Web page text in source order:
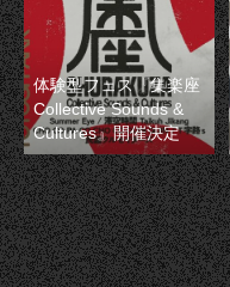
体験型フェス『集楽座
Collective Sounds &
Cultures』開催決定